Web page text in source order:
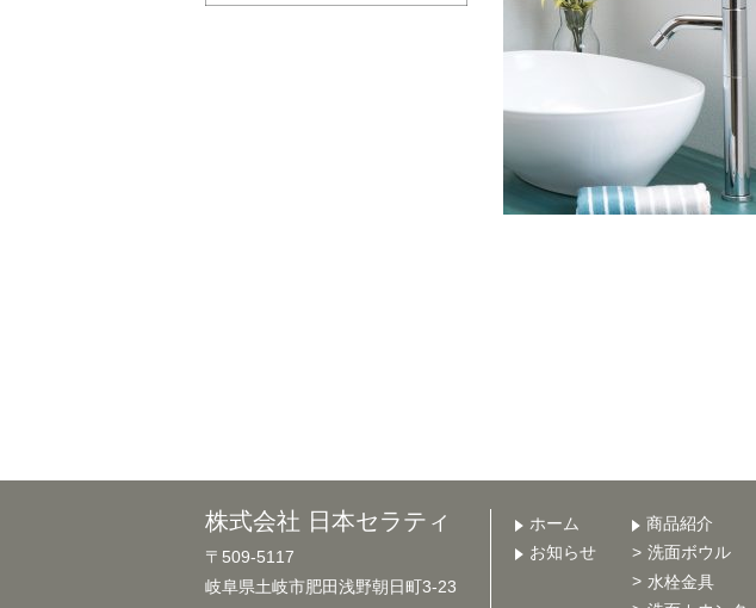
株式会社 日本セラティ
〒509-5117
岐阜県土岐市肥田浅野朝日町3-23
ホーム
お知らせ
商品紹介
洗面ボウル
水栓金具